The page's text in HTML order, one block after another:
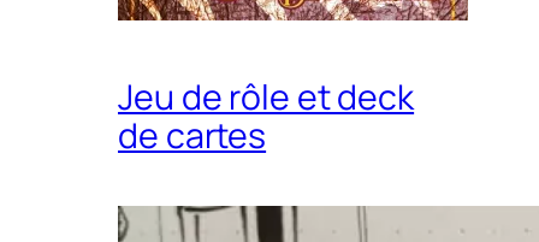
Jeu de rôle et deck
de cartes